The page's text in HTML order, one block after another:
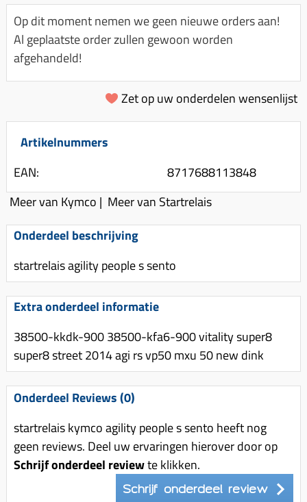
Spanningsregelaar
Toerenbegrenzer
Remlichtschakelaar
Luchtfilter (delen)
Luchtfilter deksel
Motor blokken
Membraan (delen)
Pakking (sets)
Schakel (delen)
Sproeiers
Spruitstuk (delen)
Uitlaten compleet
Uitlaat (delen)
Uitlaat bocht
Radiateur (delen)
Waterpomp (delen)
V-snaren
Variorolsets
Pulley
Variateur (delen)
Km teller kabel
Kickstart deksel
Kickstart ronsel
Schokbrekers
Spiegels
Stuurschakelaar
Stuur (delen)
Remblokken
Rem (delen)
Remgrepen en remhendels
Remhevels
Remklauw (delen)
Remschijven
Voorrem kabel
Voorvork
Wiel (delen)
Zadel
Kinderzitje (scooter)
Olie-onderhoudsmiddelen
Oppakbeugel
Scooterhoezen
Scooter Kleding
Stickers
Stuurslot
Regenkleding
Rugsteun
Vespa accessoires
Windschermen
Accessoires overig
Zadel
Speednut
Op dit moment nemen we geen nieuwe orders aan!
Al geplaatste order zullen gewoon worden
afgehandeld!
Zet op uw onderdelen wensenlijst
Artikelnummers
EAN:
8717688113848
Meer van Kymco | Meer van Startrelais
Onderdeel beschrijving
startrelais agility people s sento
Extra onderdeel informatie
38500-kkdk-900 38500-kfa6-900 vitality super8
super8 street 2014 agi rs vp50 mxu 50 new dink
Onderdeel Reviews (0)
startrelais kymco agility people s sento heeft nog
geen reviews. Deel uw ervaringen hierover door op
Schrijf onderdeel reviewte klikken.
Schrijf onderdeel review